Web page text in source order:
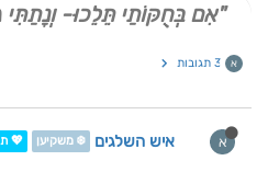
"אִם בְּחֻקּוֹתַי תֵּלֵכוּ-
א 3 תגובות
א איש השלגים ❄️ משקיען 💖